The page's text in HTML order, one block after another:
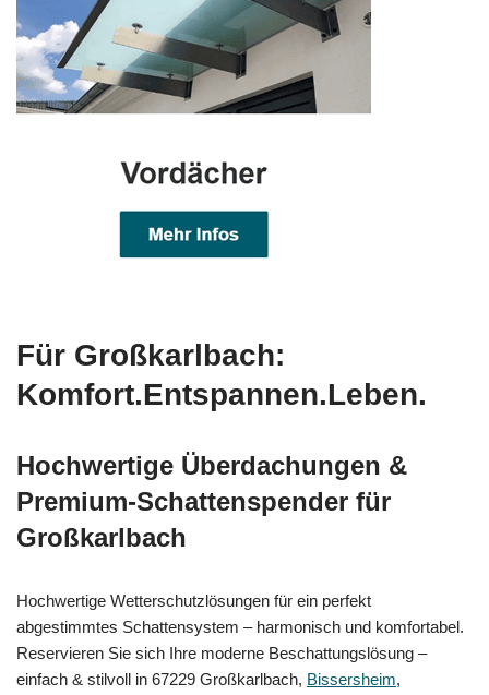
Für Großkarlbach:
Komfort.Entspannen.Leben.
Hochwertige Überdachungen &
Premium-Schattenspender für
Großkarlbach
Hochwertige Wetterschutzlösungen für ein perfekt
abgestimmtes Schattensystem – harmonisch und komfortabel.
Reservieren Sie sich Ihre moderne Beschattungslösung –
einfach & stilvoll in 67229 Großkarlbach, Bissersheim,